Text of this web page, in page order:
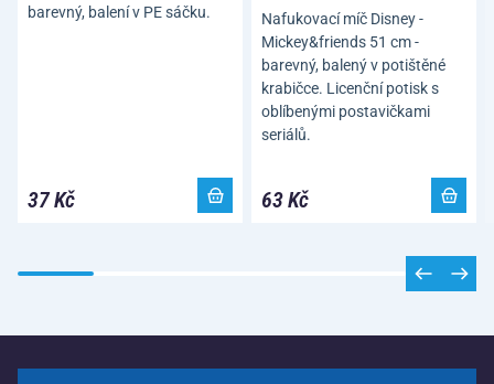
barevný, balení v PE sáčku.
37 Kč
Nafukovací míč Disney -
Mickey&friends 51 cm -
barevný, balený v potištěné
krabičce. Licenční potisk s
oblíbenými postavičkami
seriálů.
63 Kč